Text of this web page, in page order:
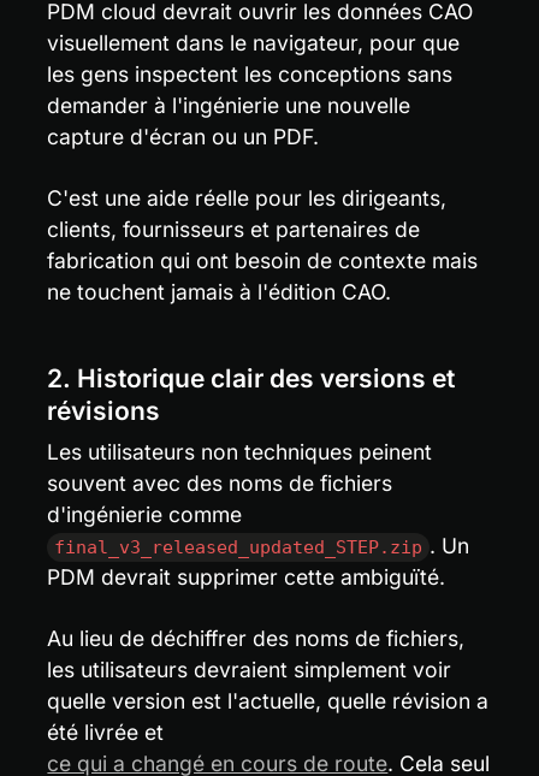
PDM cloud devrait ouvrir les données CAO
visuellement dans le navigateur, pour que
les gens inspectent les conceptions sans
demander à l'ingénierie une nouvelle
capture d'écran ou un PDF.
C'est une aide réelle pour les dirigeants,
clients, fournisseurs et partenaires de
fabrication qui ont besoin de contexte mais
ne touchent jamais à l'édition CAO.
2. Historique clair des versions et
révisions
Les utilisateurs non techniques peinent
souvent avec des noms de fichiers
final_v3_released_updated_STEP.zip . Un
PDM devrait supprimer cette ambiguïté.
Au lieu de déchiffrer des noms de fichiers,
les utilisateurs devraient simplement voir
quelle version est l'actuelle, quelle révision a
été livrée et
ce qui a changé en cours de route. Cela seul